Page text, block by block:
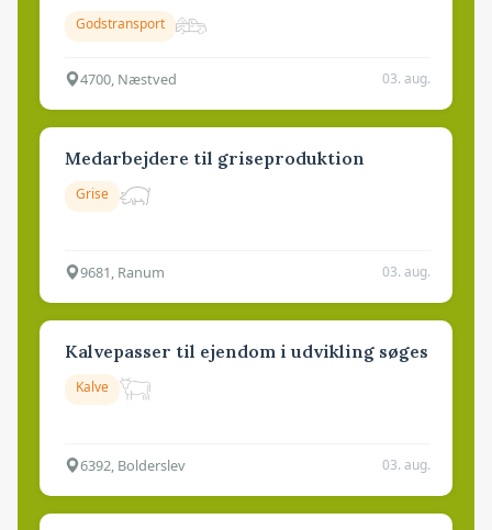
Godstransport
4700, Næstved 03. aug.
Medarbejdere til griseproduktion
Grise
9681, Ranum 03. aug.
Kalvepasser til ejendom i udvikling søges
Kalve
6392, Bolderslev 03. aug.